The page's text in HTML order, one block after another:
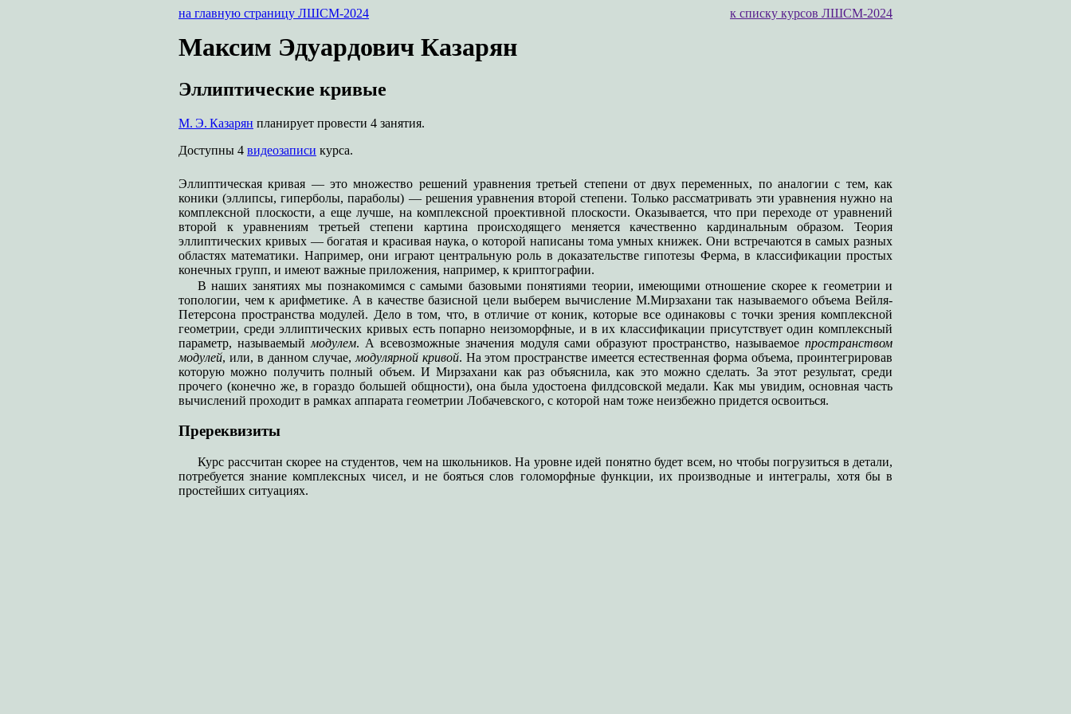
на главную страницу ЛШСМ-2024 к списку курсов ЛШСМ-2024
Максим Эдуардович Казарян
Эллиптические кривые
М. Э. Казарян планирует провести 4 занятия.
Доступны 4 видеозаписи курса.
Эллиптическая кривая — это множество решений уравнения третьей степени от двух переменных, по аналогии с тем, как
коники (эллипсы, гиперболы, параболы) — решения уравнения второй степени. Только рассматривать эти уравнения нужно на
комплексной плоскости, а еще лучше, на комплексной проективной плоскости. Оказывается, что при переходе от уравнений
второй к уравнениям третьей степени картина происходящего меняется качественно кардинальным образом. Теория
эллиптических кривых — богатая и красивая наука, о которой написаны тома умных книжек. Они встречаются в самых разных
областях математики. Например, они играют центральную роль в доказательстве гипотезы Ферма, в классификации простых
конечных групп, и имеют важные приложения, например, к криптографии.
В наших занятиях мы познакомимся с самыми базовыми понятиями теории, имеющими отношение скорее к геометрии и
топологии, чем к арифметике. А в качестве базисной цели выберем вычисление М.Мирзахани так называемого объема Вейля-
Петерсона пространства модулей. Дело в том, что, в отличие от коник, которые все одинаковы с точки зрения комплексной
геометрии, среди эллиптических кривых есть попарно неизоморфные, и в их классификации присутствует один комплексный
параметр, называемый модулем. А всевозможные значения модуля сами образуют пространство, называемоепространством
модулей, или, в данном случае, модулярной кривой. На этом пространстве имеется естественная форма объема, проинтегрировав
которую можно получить полный объем. И Мирзахани как раз объяснила, как это можно сделать. За этот результат, среди
прочего (конечно же, в гораздо большей общности), она была удостоена филдсовской медали. Как мы увидим, основная часть
вычислений проходит в рамках аппарата геометрии Лобачевского, с которой нам тоже неизбежно придется освоиться.
Пререквизиты
Курс рассчитан скорее на студентов, чем на школьников. На уровне идей понятно будет всем, но чтобы погрузиться в детали,
потребуется знание комплексных чисел, и не бояться слов голоморфные функции, их производные и интегралы, хотя бы в
простейших ситуациях.